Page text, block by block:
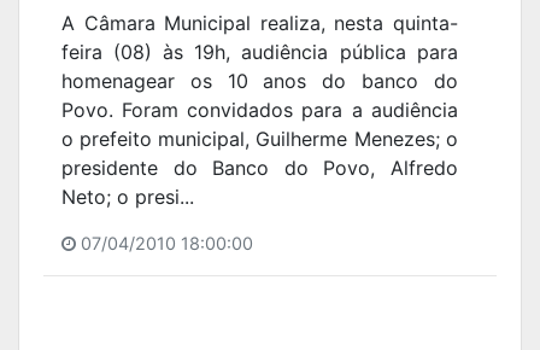
A Câmara Municipal realiza, nesta quinta-
feira (08) às 19h, audiência pública para
homenagear os 10 anos do banco do
Povo. Foram convidados para a audiência
o prefeito municipal, Guilherme Menezes; o
presidente do Banco do Povo, Alfredo
Neto; o presi...
07/04/2010 18:00:00